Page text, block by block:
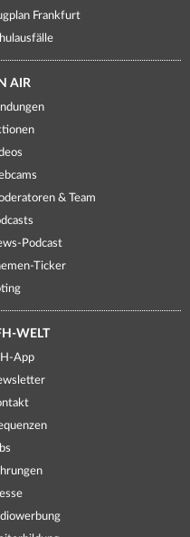
Frankfurt
AIR
& Team
Podcast
Ticker
WELT
App